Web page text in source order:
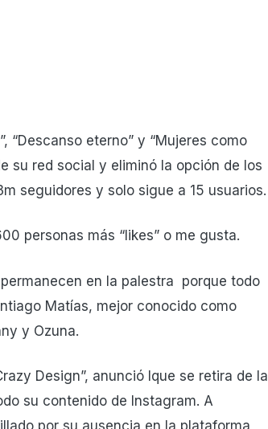
“Descanso eterno” y “Mujeres como
su red social y eliminó la opción de los
seguidores y solo sigue a 15 usuarios.
personas más “likes” o me gusta.
en la palestra porque todo
Matías, mejor conocido como
y Ozuna.
Design”, anunció lque se retira de la
su contenido de Instagram. A